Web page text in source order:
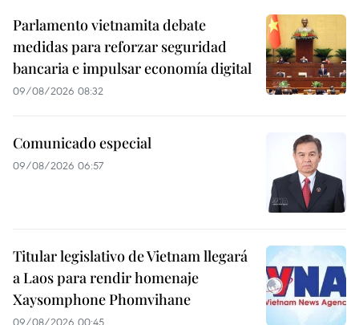
Parlamento vietnamita debate
medidas para reforzar seguridad
bancaria e impulsar economía digital
09/08/2026 08:32
Comunicado especial
09/08/2026 06:57
Titular legislativo de Vietnam llegará
a Laos para rendir homenaje
Xaysomphone Phomvihane
09/08/2026 00:45